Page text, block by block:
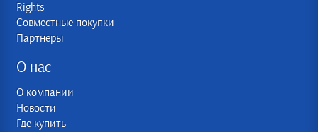
Rights
Совместные покупки
Партнеры
О нас
О компании
Новости
Где купить